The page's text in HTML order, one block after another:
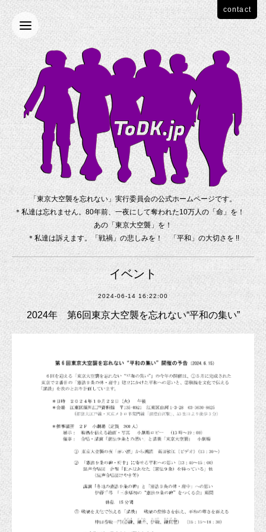
「東京大空襲を忘れない」実行委員会の公式ホームページです。
＊私達は忘れません。80年前、一夜にして奪われた10万人の「命」を！
あの「東京大空襲」を！
＊私達は訴えます。「戦禍」の悲しみを！ 「平和」の大切さを !!
contact
イベント
2024-06-14 16:22:00
2024年 第6回東京大空襲を忘れない“平和の集い”